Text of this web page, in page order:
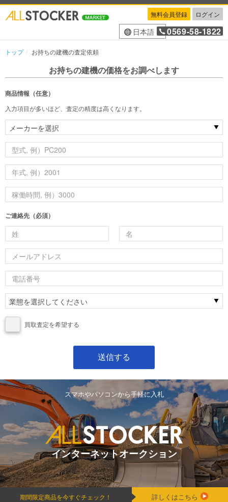
無料会員登録 ログイン
日本語 0569-58-1822
トップ お持ちの建機の査定依頼
お持ちの建機の価格をお調べします
商品情報（任意）
入力項目が多いほど、査定の精度は高くなります。
ご連絡先（必須）
買取査定を希望する
スマホやパソコンから手軽に入札
インターネットオークション
期間限定商品を今すぐチェック！ 詳しくはこちら